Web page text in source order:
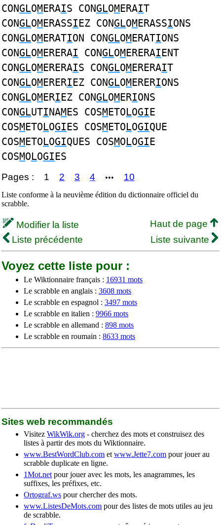
CONGLOMERAIS CONGLOMERAIT
CONGLOMERASSIEZ CONGLOMERASSIONS
CONGLOMERATION CONGLOMERATIONS
CONGLOMERERAI CONGLOMERERAIENT
CONGLOMERERAIS CONGLOMERERAIT
CONGLOMERERIEZ CONGLOMERERIONS
CONGLOMERIEZ CONGLOMERIONS
CONGLUTINAMES COSMETOLOGIE
COSMETOLOGIES COSMETOLOGIQUE
COSMETOLOGIQUES COSMOLOGIE
COSMOLOGIES
Pages : 1 2 3 4 ••• 10
Liste conforme à la neuvième édition du dictionnaire officiel du
scrabble.
Modifier la liste
Haut de page
Liste précédente
Liste suivante
Voyez cette liste pour :
Le Wiktionnaire français : 16931 mots
Le scrabble en anglais : 3608 mots
Le scrabble en espagnol : 3497 mots
Le scrabble en italien : 9966 mots
Le scrabble en allemand : 898 mots
Le scrabble en roumain : 8633 mots
Sites web recommandés
Visitez WikWik.org - cherchez des mots et construisez des
listes à partir des mots du Wiktionnaire.
www.BestWordClub.com et www.Jette7.com pour jouer au
scrabble duplicate en ligne.
1Mot.net pour jouer avec les mots, les anagrammes, les
suffixes, les préfixes, etc.
Ortograf.ws pour chercher des mots.
www.ListesDeMots.com pour des listes de mots utiles au jeu
de scrabble.